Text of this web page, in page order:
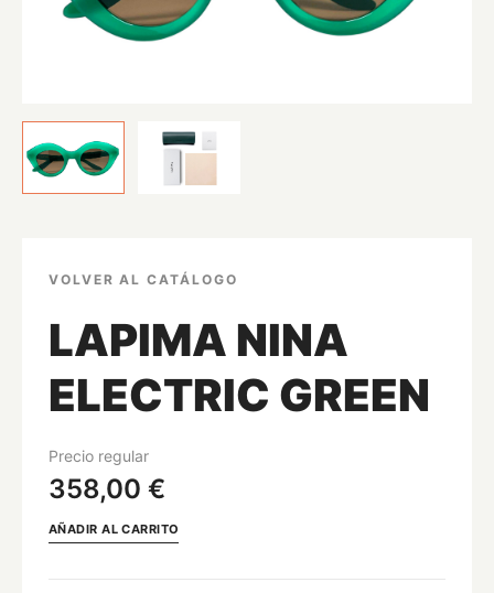
VOLVER AL CATÁLOGO
LAPIMA NINA
ELECTRIC GREEN
Precio regular
358,00 €
AÑADIR AL CARRITO